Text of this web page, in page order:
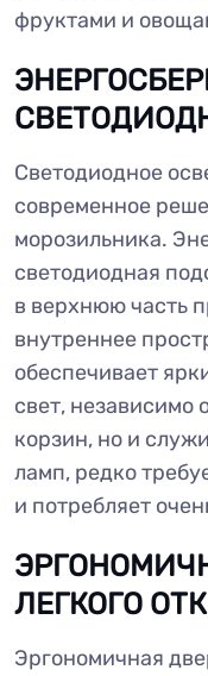
фруктами и
Светодиодное
современное
морозильника.
светодиодная
в верхнюю часть
внутреннее
обеспечивает
свет, независимо
корзин, но и
ламп, редко
и потребляет
ЛЕГКОГО
Эргономичная